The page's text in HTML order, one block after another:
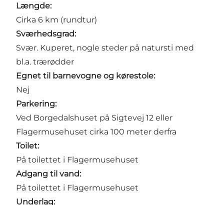
Længde:
Cirka 6 km (rundtur)
Sværhedsgrad:
Svær. Kuperet, nogle steder på natursti med
bl.a. trærødder
Egnet til barnevogne og kørestole:
Nej
Parkering:
Ved Borgedalshuset på Sigtevej 12 eller
Flagermusehuset cirka 100 meter derfra
Toilet:
På toilettet i Flagermusehuset
Adgang til vand:
På toilettet i Flagermusehuset
Underlag: